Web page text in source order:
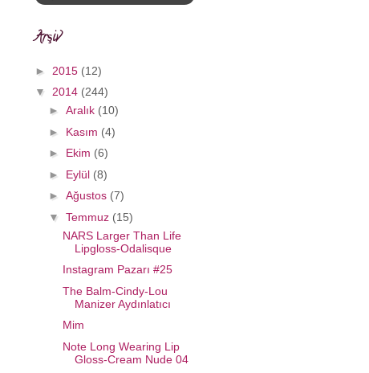
Arşiv
► 2015 (12)
▼ 2014 (244)
► Aralık (10)
► Kasım (4)
► Ekim (6)
► Eylül (8)
► Ağustos (7)
▼ Temmuz (15)
NARS Larger Than Life
Lipgloss-Odalisque
Instagram Pazarı #25
The Balm-Cindy-Lou
Manizer Aydınlatıcı
Mim
Note Long Wearing Lip
Gloss-Cream Nude 04